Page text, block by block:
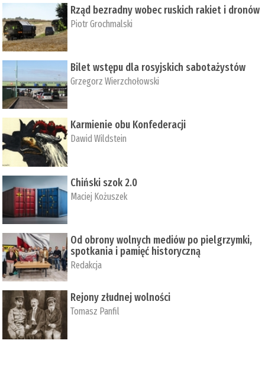
Rząd bezradny wobec ruskich rakiet i dronów
Piotr Grochmalski
Bilet wstępu dla rosyjskich sabotażystów
Grzegorz Wierzchołowski
Karmienie obu Konfederacji
Dawid Wildstein
Chiński szok 2.0
Maciej Kożuszek
Od obrony wolnych mediów po pielgrzymki,
spotkania i pamięć historyczną
Redakcja
Rejony złudnej wolności
Tomasz Panfil